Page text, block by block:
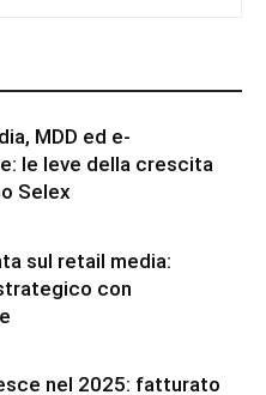
MDD ed e-
le leve della crescita
Selex
sul retail media:
con
nel 2025: fatturato